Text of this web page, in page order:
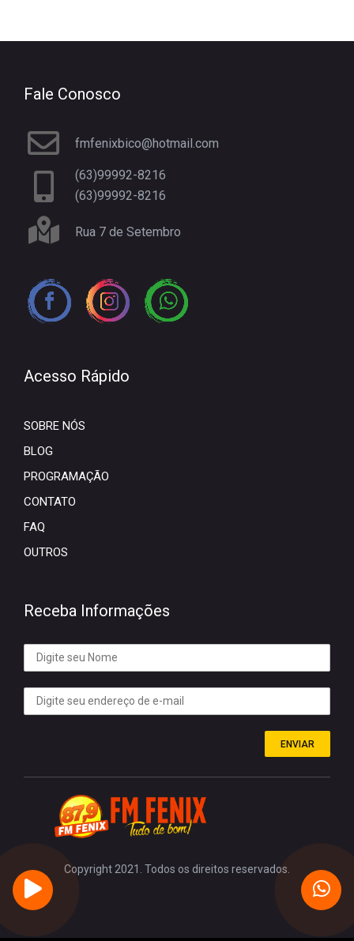
Fale Conosco
fmfenixbico@hotmail.com
(63)99992-8216
(63)99992-8216
Rua 7 de Setembro
Acesso Rápido
SOBRE NÓS
BLOG
PROGRAMAÇÃO
CONTATO
FAQ
OUTROS
Receba Informações
ENVIAR
Copyright 2021. Todos os direitos reservados.